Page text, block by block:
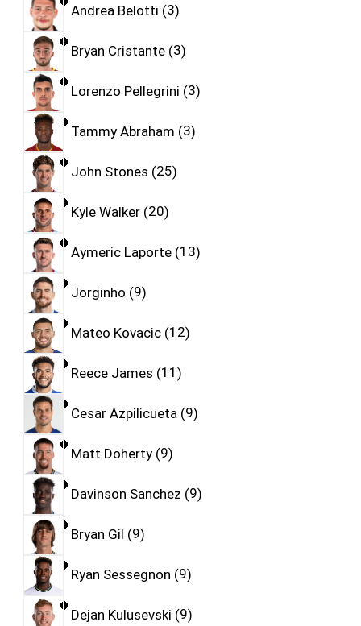
Andrea Belotti 3
Bryan Cristante 3
Lorenzo Pellegrini 3
Tammy Abraham 3
John Stones 25
Kyle Walker 20
Aymeric Laporte 13
Jorginho 9
Mateo Kovacic 12
Reece James 11
Cesar Azpilicueta 9
Matt Doherty 9
Davinson Sanchez 9
Bryan Gil 9
Ryan Sessegnon 9
Dejan Kulusevski 9